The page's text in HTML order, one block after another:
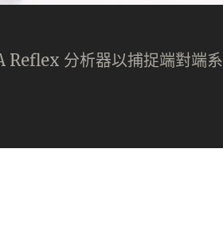
分析器以捕捉端對端系